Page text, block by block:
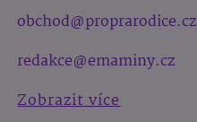
obchod@proprarodice.cz
redakce@emaminy.cz
Zobrazit více